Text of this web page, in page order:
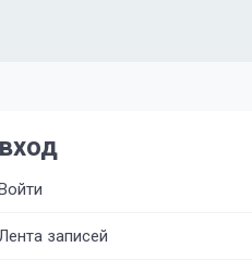
вход
записей